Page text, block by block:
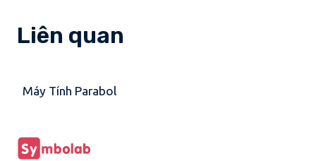
Liên quan
Máy Tính Parabol